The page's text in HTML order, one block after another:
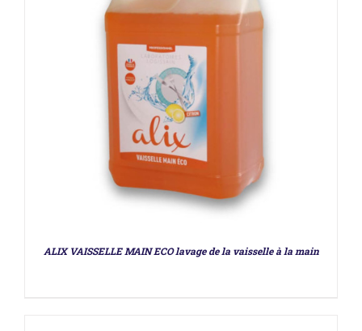
ALIX VAISSELLE MAIN ECO lavage de la vaisselle à la main
DÉTAILS